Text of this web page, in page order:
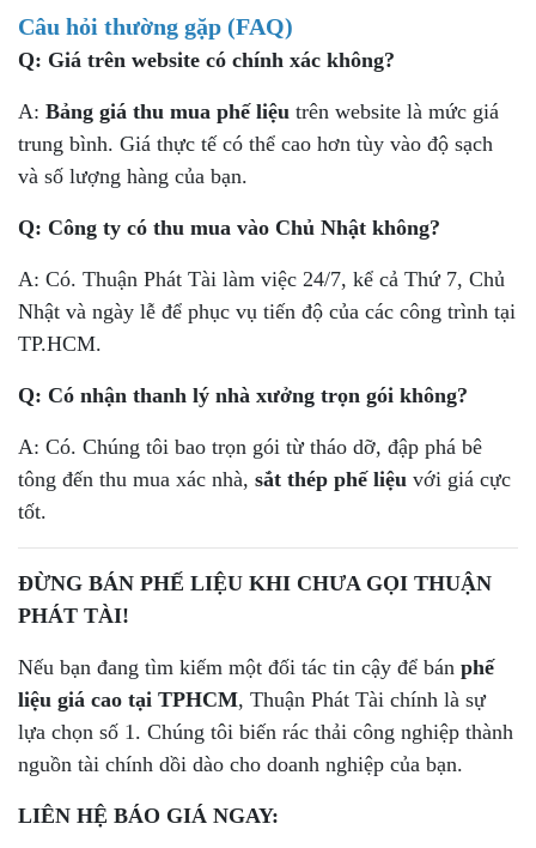
Câu hỏi thường gặp (FAQ)
Q: Giá trên website có chính xác không?
A: Bảng giá thu mua phế liệu trên website là mức giá
trung bình. Giá thực tế có thể cao hơn tùy vào độ sạch
và số lượng hàng của bạn.
Q: Công ty có thu mua vào Chủ Nhật không?
A: Có. Thuận Phát Tài làm việc 24/7, kể cả Thứ 7, Chủ
Nhật và ngày lễ để phục vụ tiến độ của các công trình tại
TP.HCM.
Q: Có nhận thanh lý nhà xưởng trọn gói không?
A: Có. Chúng tôi bao trọn gói từ tháo dỡ, đập phá bê
tông đến thu mua xác nhà, sắt thép phế liệu với giá cực
tốt.
ĐỪNG BÁN PHẾ LIỆU KHI CHƯA GỌI THUẬN
PHÁT TÀI!
Nếu bạn đang tìm kiếm một đối tác tin cậy để bán phế
liệu giá cao tại TPHCM, Thuận Phát Tài chính là sự
lựa chọn số 1. Chúng tôi biến rác thải công nghiệp thành
nguồn tài chính dồi dào cho doanh nghiệp của bạn.
LIÊN HỆ BÁO GIÁ NGAY: